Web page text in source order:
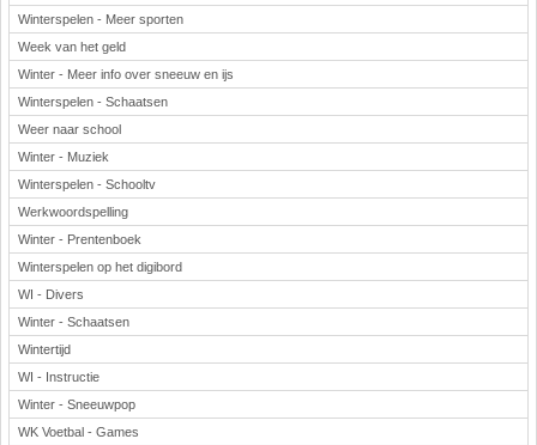
Winterspelen - Meer sporten
Week van het geld
Winter - Meer info over sneeuw en ijs
Winterspelen - Schaatsen
Weer naar school
Winter - Muziek
Winterspelen - Schooltv
Werkwoordspelling
Winter - Prentenboek
Winterspelen op het digibord
WI - Divers
Winter - Schaatsen
Wintertijd
WI - Instructie
Winter - Sneeuwpop
WK Voetbal - Games